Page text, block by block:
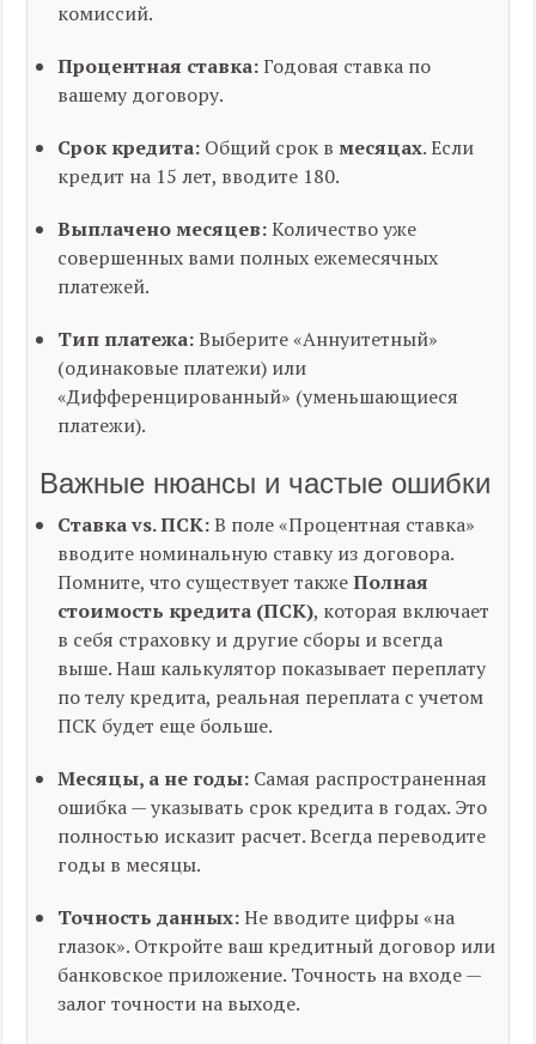
комиссий.
Процентная ставка:Годовая ставка по
вашему договору.
Срок кредита: Общий срок вмесяцах. Если
кредит на 15 лет, вводите 180.
Выплачено месяцев:Количество уже
совершенных вами полных ежемесячных
платежей.
Тип платежа:Выберите «Аннуитетный»
(одинаковые платежи) или
«Дифференцированный» (уменьшающиеся
платежи).
Важные нюансы и частые ошибки
Ставка vs. ПСК:В поле «Процентная ставка»
вводите номинальную ставку из договора.
Помните, что существует такжеПолная
стоимость кредита (ПСК), которая включает
в себя страховку и другие сборы и всегда
выше. Наш калькулятор показывает переплату
по телу кредита, реальная переплата с учетом
ПСК будет еще больше.
Месяцы, а не годы: Самая распространенная
ошибка — указывать срок кредита в годах. Это
полностью исказит расчет. Всегда переводите
годы в месяцы.
Точность данных:Не вводите цифры «на
глазок». Откройте ваш кредитный договор или
банковское приложение. Точность на входе —
залог точности на выходе.